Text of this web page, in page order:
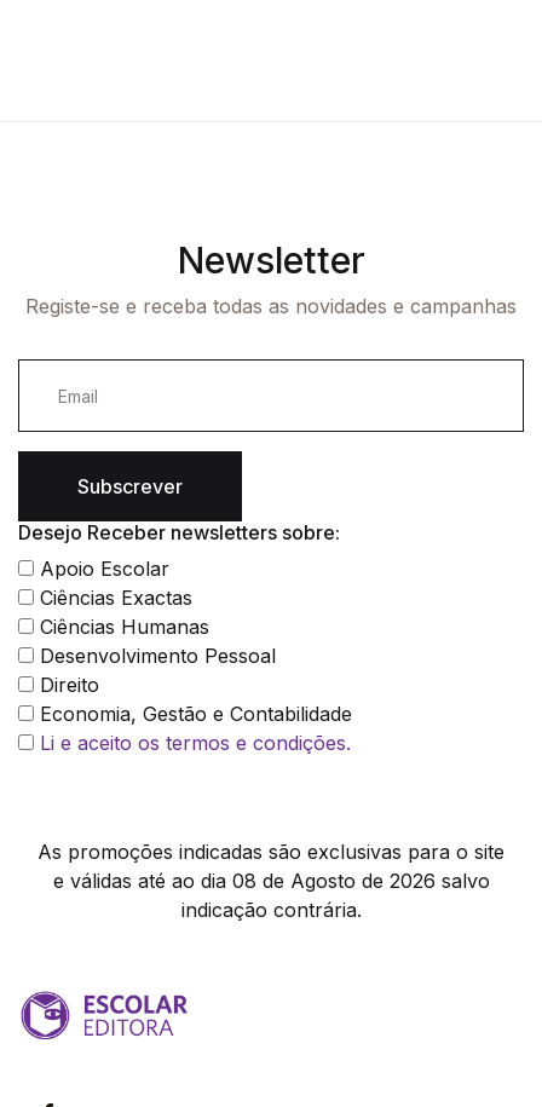
Newsletter
Registe-se e receba todas as novidades e campanhas
Subscrever
Desejo Receber newsletters sobre:
Apoio Escolar
Ciências Exactas
Ciências Humanas
Desenvolvimento Pessoal
Direito
Economia, Gestão e Contabilidade
Li e aceito os termos e condições.
As promoções indicadas são exclusivas para o site
e válidas até ao dia 08 de Agosto de 2026 salvo
indicação contrária.